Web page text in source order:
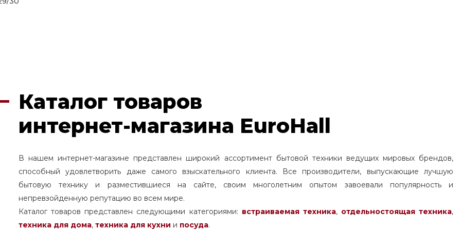
Каталог товаров
интернет-магазина EuroHall
В нашем интернет-магазине представлен широкий ассортимент бытовой техники ведущих мировых брендов,
способный удовлетворить даже самого взыскательного клиента. Все производители, выпускающие лучшую
бытовую технику и разместившиеся на сайте, своим многолетним опытом завоевали популярность и
непревзойденную репутацию во всем мире.
Каталог товаров представлен следующими категориями: встраиваемая техника, отдельностоящаятехника,
техника для дома, техника для кухни и посуда.